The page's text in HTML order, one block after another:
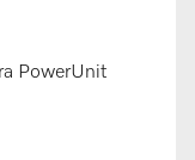
PowerUnit